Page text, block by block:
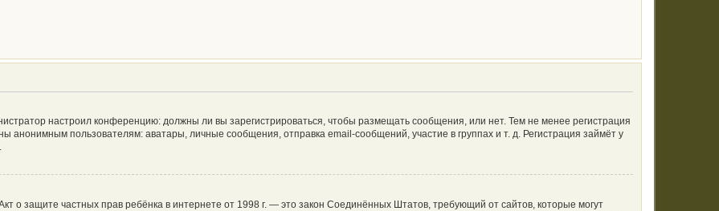
настроил конференцию: должны ли вы зарегистрироваться, чтобы размещать сообщения, или нет. Тем не менее регистрация
анонимным пользователям: аватары, личные сообщения, отправка email-сообщений, участие в группах и т. д. Регистрация займёт у
о защите частных прав ребёнка в интернете от 1998 г. — это закон Соединённых Штатов, требующий от сайтов, которые могут